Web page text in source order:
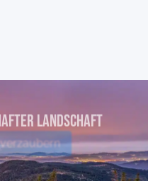
Landschaft